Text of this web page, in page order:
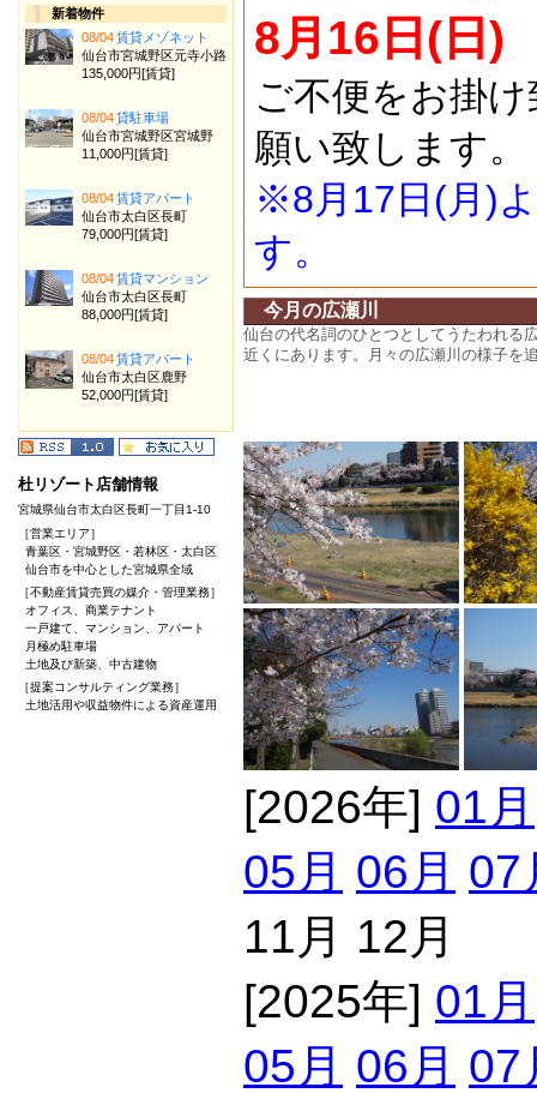
8月16日(日)
ご不便をお掛
願い致します。
※8月17日(月)
す。
今月の広瀬川
仙台の代名詞のひとつとしてうたわれる
近くにあります。月々の広瀬川の様子を
[2026年] 01月
05月 06月 07
11月 12月
[2025年] 01月
05月 06月 07
新着物件
08/04賃貸メゾネット
仙台市宮城野区元寺小路
135,000円[賃貸]
08/04貸駐車場
仙台市宮城野区宮城野
11,000円[賃貸]
08/04賃貸アパート
仙台市太白区長町
79,000円[賃貸]
08/04賃貸マンション
仙台市太白区長町
88,000円[賃貸]
08/04賃貸アパート
仙台市太白区鹿野
52,000円[賃貸]
杜リゾート店舗情報
宮城県仙台市太白区長町一丁目1-10
［営業エリア］
青葉区・宮城野区・若林区・太白区
仙台市を中心とした宮城県全域
［不動産賃貸売買の媒介・管理業務］
オフィス、商業テナント
一戸建て、マンション、アパート
月極め駐車場
土地及び新築、中古建物
［提案コンサルティング業務］
土地活用や収益物件による資産運用